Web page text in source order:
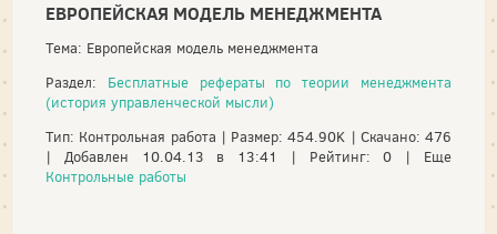
ЕВРОПЕЙСКАЯ МОДЕЛЬ МЕНЕДЖМЕНТА
Тема: Европейская модель менеджмента
Раздел: Бесплатные рефераты по теории менеджмента
(история управленческой мысли)
Тип: Контрольная работа | Размер: 454.90K | Скачано: 476
| Добавлен 10.04.13 в 13:41 | Рейтинг: 0 | Еще
Контрольные работы